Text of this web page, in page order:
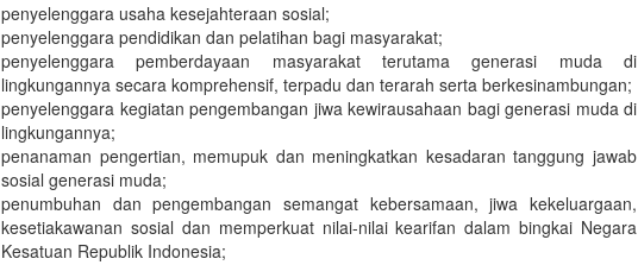
penyelenggara usaha kesejahteraan sosial;
penyelenggara pendidikan dan pelatihan bagi masyarakat;
penyelenggara pemberdayaan masyarakat terutama generasi muda di
lingkungannya secara komprehensif, terpadu dan terarah serta berkesinambungan;
penyelenggara kegiatan pengembangan jiwa kewirausahaan bagi generasi muda di
lingkungannya;
penanaman pengertian, memupuk dan meningkatkan kesadaran tanggung jawab
sosial generasi muda;
penumbuhan dan pengembangan semangat kebersamaan, jiwa kekeluargaan,
kesetiakawanan sosial dan memperkuat nilai-nilai kearifan dalam bingkai Negara
Kesatuan Republik Indonesia;